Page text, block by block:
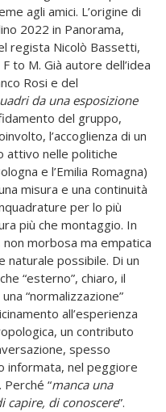
agli amici. L’origine di
2022 in Panorama,
regista Nicolò Bassetti,
to M. Già autore dell’idea
Rosi e del
da una esposizione
del gruppo,
l’accoglienza di un
attivo nelle politiche
e l’Emilia Romagna)
misura e una continuità
per lo più
più che montaggio. In
morbosa ma empatica
possibile. Di un
“esterno”, chiaro, il
“normalizzazione”
all’esperienza
un contributo
spesso
informata, nel peggiore
“manca una
capire, di conoscere”.